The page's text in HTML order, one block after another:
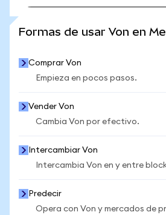
Formas de usar Von en
Comprar Von
Empieza en pocos pasos.
Vender Von
Cambia Von por efectivo.
Intercambiar Von
Intercambia Von en y entre
Predecir
Opera con Von y mercados de